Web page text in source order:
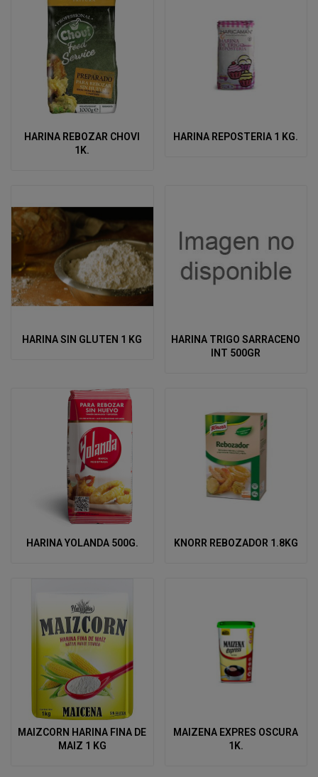
HARINA REBOZAR CHOVI
1K.
HARINA REPOSTERIA 1 KG.
HARINA SIN GLUTEN 1 KG
HARINA TRIGO SARRACENO
INT 500GR
HARINA YOLANDA 500G. KNORR REBOZADOR 1.8KG
MAIZCORN HARINA FINA DE
MAIZ 1 KG
MAIZENA EXPRES OSCURA
1K.